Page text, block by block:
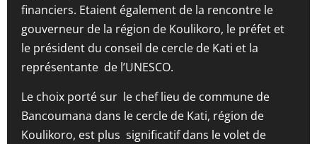
financiers. Etaient également de la rencontre le
gouverneur de la région de Koulikoro, le préfet et
le président du conseil de cercle de Kati et la
représentante de l’UNESCO.
Le choix porté sur le chef lieu de commune de
Bancoumana dans le cercle de Kati, région de
Koulikoro, est plus significatif dans le volet de